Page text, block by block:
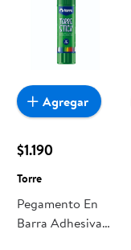
$1.190
Torre
Pegamento En
Barra Adhesiva
Agregar